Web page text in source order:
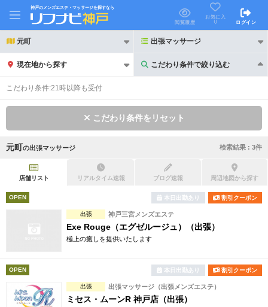
神戸のメンズエステ・マッサージを探すなら
閲覧履歴
お気に入
り
ログイン
元町 出張マッサージ
現在地から探す こだわり条件で絞り込む
こだわり条件で絞り込む
初回割引あり リピーター割引あり
団体割引 ポイントカード有
キャッシュレス決済OK 領収証発行可
完全個室 半個室あり
ペアルームあり シャワー室完備
こだわり条件:21時以降も受付
こだわり条件をリセット
元町の出張マッサージ 検索結果 : 3件
店舗リスト リアルタイム速報 ブログ速報 周辺地図から探す
OPEN 本日出勤あり 割引クーポン
出張 神戸三宮メンズエステ
Exe Rouge（エグゼルージュ）（出張）
極上の癒しを提供いたします
OPEN 本日出勤あり 割引クーポン
出張 出張マッサージ（出張メンズエステ）
ミセス・ムーンR 神戸店（出張）